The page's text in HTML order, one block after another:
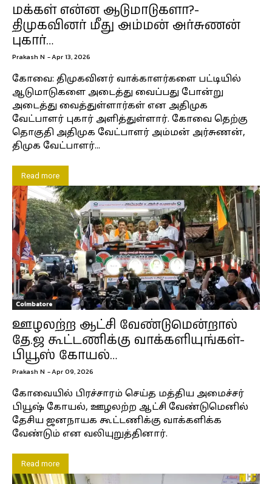
மக்கள் என்ன ஆடுமாடுகளா?-
திமுகவினர் மீது அம்மன் அர்சுணன்
புகார்…
Prakash N -Apr 13, 2026
கோவை: திமுகவினர் வாக்காளர்களை பட்டியில்
ஆடுமாடுகளை அடைத்து வைப்பது போன்று
அடைத்து வைத்துள்ளார்கள் என அதிமுக
வேட்பாளர் புகார் அளித்துள்ளார். கோவை தெற்கு
தொகுதி அதிமுக வேட்பாளர் அம்மன் அர்சுணன்,
திமுக வேட்பாளர்...
Read more
Coimbatore
ஊழலற்ற ஆட்சி வேண்டுமென்றால்
தே.ஜ கூட்டணிக்கு வாக்களியுங்கள்-
பியூஸ் கோயல்…
Prakash N -Apr 09, 2026
கோவையில் பிரச்சாரம் செய்த மத்திய அமைச்சர்
பியூஷ் கோயல், ஊழலற்ற ஆட்சி வேண்டுமெனில்
தேசிய ஜனநாயக கூட்டணிக்கு வாக்களிக்க
வேண்டும் என வலியுறுத்தினார்.
Read more